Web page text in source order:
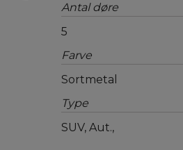
Antal døre
5
Farve
Sortmetal
Type
SUV, Aut.,